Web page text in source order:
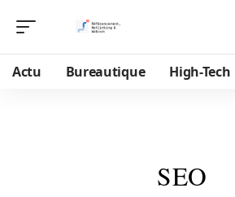
Actu Bureautique High-Tech
SEO